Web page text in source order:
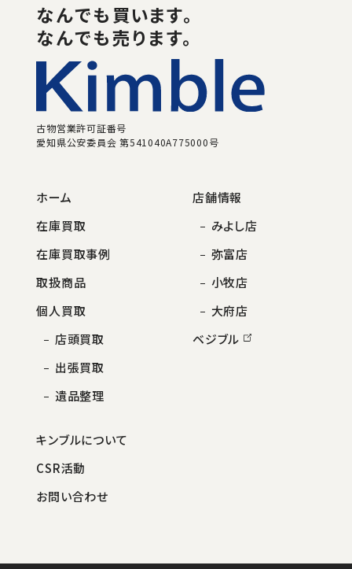
なんでも 買います。
なんでも売ります。
古物営業許可証番号
愛知県公安委員会 第541040A775000号
ホーム
在庫買取
在庫買取事例
取扱商品
個人買取
店頭買取
出張買取
遺品整理
店舗情報
みよし店
弥富店
小牧店
大府店
ベジブル
キンブルについて
CSR活動
お問い合わせ